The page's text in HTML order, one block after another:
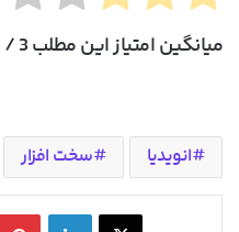
میانگین امتیاز این مطلب3/ 5. تعداد امتیازات
انویدیا سخت افزار
X لینکدین